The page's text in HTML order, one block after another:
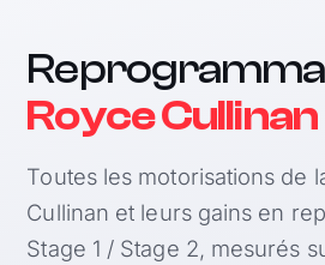
Royce Cullinan
Toutes les motorisations de
Cullinan et leurs gains en
Stage 1 / Stage 2, mesurés